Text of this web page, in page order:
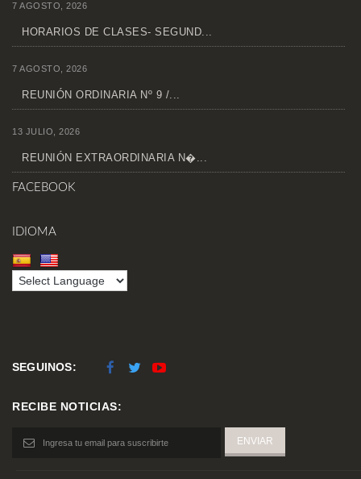
7 AGOSTO, 2026
HORARIOS DE CLASES- SEGUND...
7 AGOSTO, 2026
REUNIÓN ORDINARIA Nº 9 /...
13 JULIO, 2026
REUNIÓN EXTRAORDINARIA N�...
FACEBOOK
IDIOMA
SEGUINOS:
RECIBE NOTICIAS: